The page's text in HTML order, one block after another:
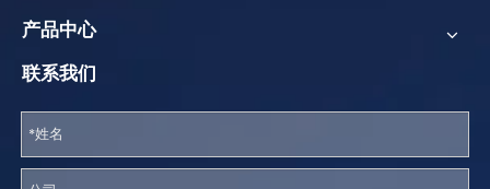
产品中心
联系我们